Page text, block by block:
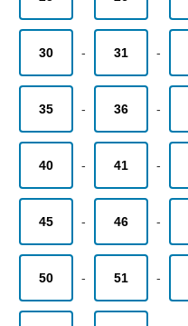
30 - 31 -
35 - 36 -
40 - 41 -
45 - 46 -
50 - 51 -